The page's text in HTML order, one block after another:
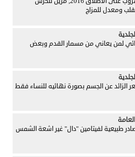
ومعدل للمزاج
لمن يعاني من مسمار القدم وبعض
الزائد عن الجسم بصورة نهائيه للنساء فقط
طبيعية لفيتامين "دال" غير اشعة الشمس